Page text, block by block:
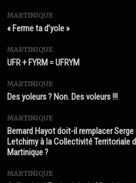
MARTINIQUE
« Ferme ta d’yole »
MARTINIQUE
UFR + FYRM = UFRYM
MARTINIQUE
Des yoleurs ? Non. Des voleurs !!!
MARTINIQUE
Bernard Hayot doit-il remplacer Serge
Letchimy à la Collectivité Territoriale
Martinique ?
MARTINIQUE